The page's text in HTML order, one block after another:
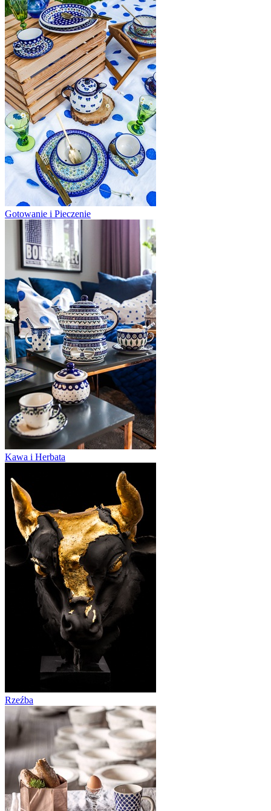
Gotowanie i Pieczenie
Kawa i Herbata
Rzeźba